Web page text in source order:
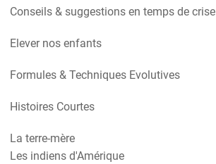
Conseils & suggestions en temps de crise
Elever nos enfants
Formules & Techniques Evolutives
Histoires Courtes
La terre-mère
Les indiens d'Amérique